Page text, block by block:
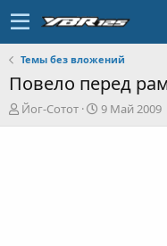
Темы без вложений
Повело перед
А
в
Йог-Сотот
Д
а
9 Май 2009